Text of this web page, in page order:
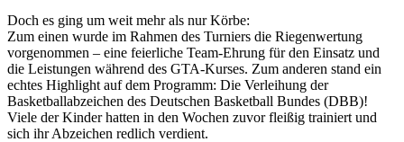
Doch es ging um weit mehr als nur Körbe:
Zum einen wurde im Rahmen des Turniers die Riegenwertung
vorgenommen – eine feierliche Team-Ehrung für den Einsatz und
die Leistungen während des GTA-Kurses. Zum anderen stand ein
echtes Highlight auf dem Programm: Die Verleihung der
Basketballabzeichen des Deutschen Basketball Bundes (DBB)!
Viele der Kinder hatten in den Wochen zuvor fleißig trainiert und
sich ihr Abzeichen redlich verdient.